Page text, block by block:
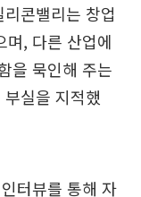
콘밸리는 창업
며, 다른 산업에
을 묵인해 주는
실을 지적했
터뷰를 통해 자